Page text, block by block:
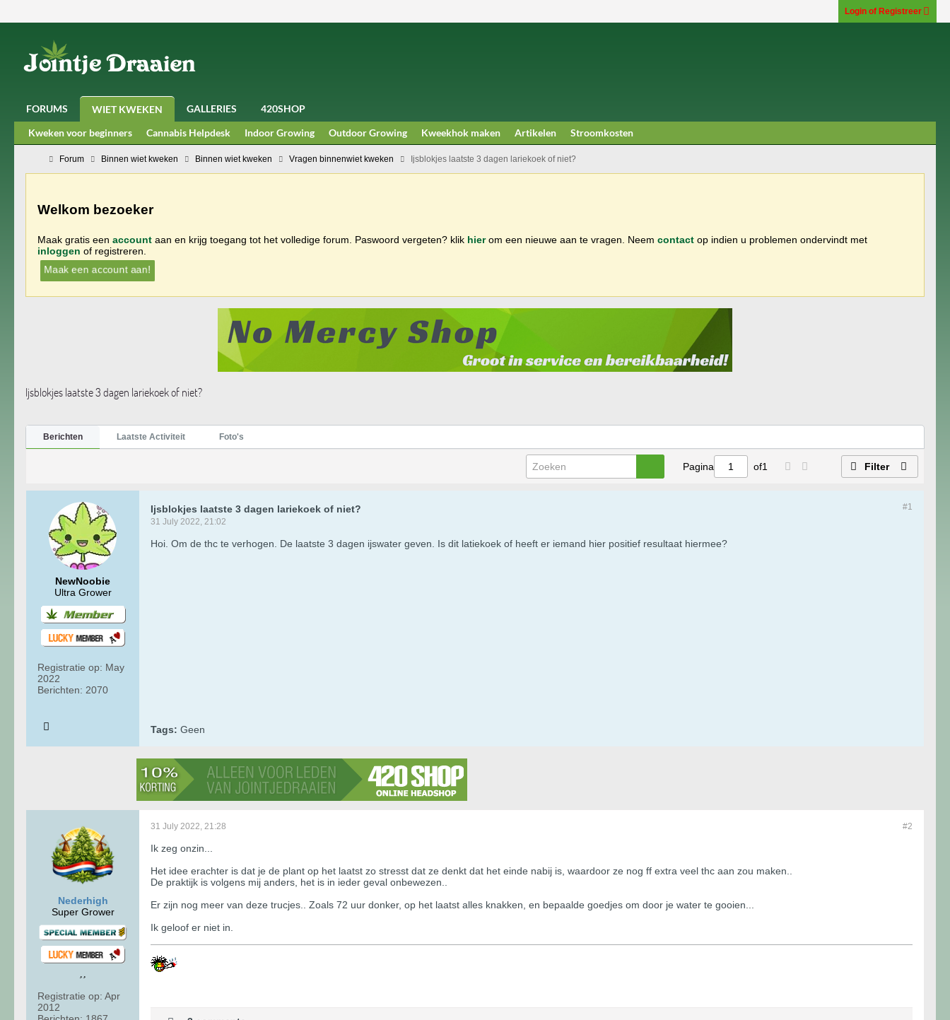
Login of Registreer
FORUMS WIET KWEKEN GALLERIES
420SHOP
Kweken voor beginners
Cannabis Helpdesk Indoor Growing Outdoor Growing Kweekhok maken Artikelen Stroomkosten
Forum Binnen wiet kweken Binnen wiet kweken Vragen binnenwiet kweken Ijsblokjes laatste 3 dagen lariekoek of niet?
Welkom bezoeker
Maak gratis een account aan en krijg toegang tot het volledige forum. Paswoord vergeten? klik hierom een nieuwe aan te vragen. Neem contact op indien u problemen ondervindt met
inloggen of registreren.
Maak een account aan!
Ijsblokjes laatste 3 dagen lariekoek of niet?
Berichten Laatste Activiteit Foto's
Pagina of1 Filter
NewNoobie
Ultra Grower
Registratie op: May
2022
Berichten: 2070
#1
Ijsblokjes laatste 3 dagen lariekoek of niet?
31 July 2022, 21:02
Hoi. Om de thc te verhogen. De laatste 3 dagen ijswater geven. Is dit latiekoek of heeft er iemand hier positief resultaat hiermee?
Tags: Geen
Nederhigh
Super Grower
Registratie op: Apr
2012
#2
31 July 2022, 21:28
Ik zeg onzin...
Het idee erachter is dat je de plant op het laatst zo stresst dat ze denkt dat het einde nabij is, waardoor ze nog ff extra veel thc aan zou maken..
De praktijk is volgens mij anders, het is in ieder geval onbewezen..
Er zijn nog meer van deze trucjes.. Zoals 72 uur donker, op het laatst alles knakken, en bepaalde goedjes om door je water te gooien...
Ik geloof er niet in.